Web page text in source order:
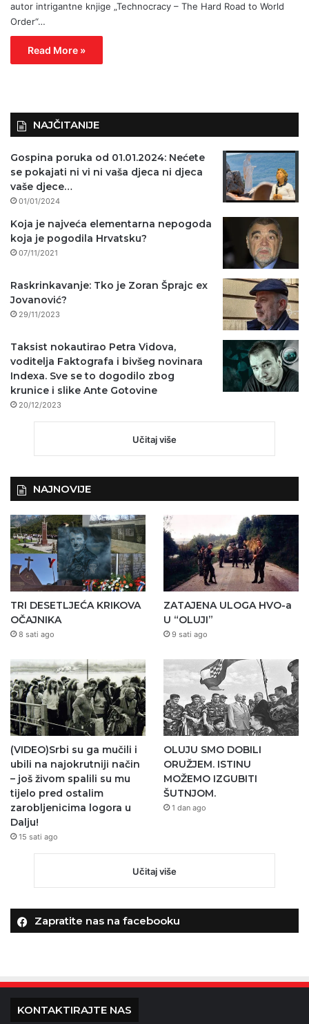
autor intrigantne knjige „Technocracy – The Hard Road to World
Order“…
Read More »
NAJČITANIJE
Gospina poruka od 01.01.2024: Nećete
se pokajati ni vi ni vaša djeca ni djeca
vaše djece…
01/01/2024
Koja je najveća elementarna nepogoda
koja je pogodila Hrvatsku?
07/11/2021
Raskrinkavanje: Tko je Zoran Šprajc ex
Jovanović?
29/11/2023
Taksist nokautirao Petra Vidova,
voditelja Faktografa i bivšeg novinara
Indexa. Sve se to dogodilo zbog
krunice i slike Ante Gotovine
20/12/2023
Učitaj više
NAJNOVIJE
TRI DESETLJEĆA KRIKOVA
OČAJNIKA
8 sati ago
ZATAJENA ULOGA HVO-a
U “OLUJI”
9 sati ago
(VIDEO)Srbi su ga mučili i
ubili na najokrutniji način
– još živom spalili su mu
tijelo pred ostalim
zarobljenicima logora u
Dalju!
15 sati ago
OLUJU SMO DOBILI
ORUŽJEM. ISTINU
MOŽEMO IZGUBITI
ŠUTNJOM.
1 dan ago
Učitaj više
Zapratite nas na facebooku
KONTAKTIRAJTE NAS